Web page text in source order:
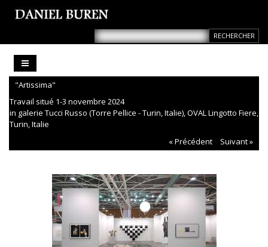
"Artissima"
Travail situé 1-3 novembre 2024
in galerie Tucci Russo (Torre Pellice - Turin, Italie), OVAL Lingotto Fiere,
Turin, Italie
« Précédent
Suivant »